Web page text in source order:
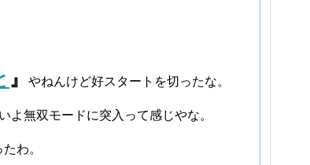
』 やねんけど好スタートを切ったな。
よ無双モードに突入って感じやな。
わ。